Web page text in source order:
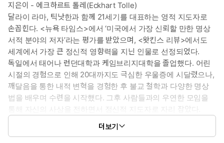
달음의 상태를 유지할 수 있을까를 깊이 다룬다. 그의 가르침은 저
멀리 떨어진 세계의 것이 아니고, 특별한 수단이나 방법이 요구되는
것도 아니다. 그가 요구하는 것은 단지 ‘지금 이 순간’ 깨어 있으라는
것뿐이다. 모든 답은 그 안에 들어 있다. 우리 스스로 우리의 ‘지금 이
순간’ 안에서 그 답을 찾을 수 있다.
《지금 이 순간을 살아라》는 단순히 정보를 전달하는 차원에 머물
지 않고, 독자 스스로 시간도 공간도 없는 ‘지금 여기’에서의 현존 상
태에 강하게 집중할 수 있도록, 책을 읽는 가운데 새로워진 의식 속
에 직접 들어갈 수 있도록 유도함으로써 독자들이 지금 이 순간의 변
또한 톨레는 불교와 그리스도교, 힌두교와 이슬람은 물론이고, 토
지은이 - 에크하르트 톨레(Eckhart Tolle)
달라이 라마, 틱낫한과 함께 21세기를 대표하는 영적 지도자로
손꼽힌다. <뉴욕 타임스>에서 ‘미국에서 가장 신뢰할 만한 명상
서적 분야의 저자’라는 평가를 받았으며, <왓킨스 리뷰>에서도
세계에서 가장 큰 정신적 영향력을 지닌 인물로 선정되었다.
독일에서 태어나 런던대학과 케임브리지대학을 졸업했다. 어린
시절의 경험으로 인해 20대까지도 극심한 우울증에 시달렸으나,
깨달음을 통한 내적 변혁을 경험한 후 불교 철학과 다양한 명상
법을 배우며 수련을 시작했다. 그후 사람들과의 우연한 모임을
통해 자신의 사상을 전하면서 정신적 지도자로 자리 잡았다.
세미나와 강연, 개인 상담을 통해 받은 질문과 그에 대한 대답을 모
아 출간한 그의 첫 번째 저서 《지금 이 순간을 살아라》는 장기간
더보기